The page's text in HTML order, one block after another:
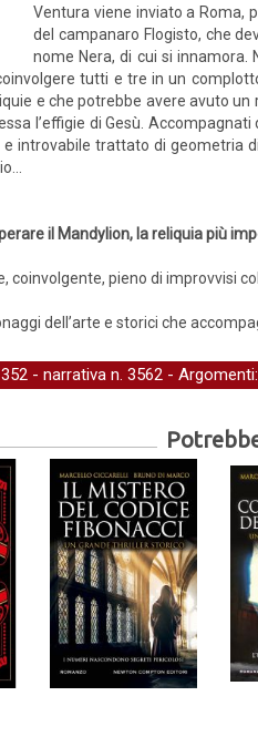
Ventura viene inviato a Roma,
del campanaro Flogisto, che
nome Nera, di cui si innamora.
tutti e tre in un
e che potrebbe avere avuto
l’effigie di Gesù.
introvabile trattato di geometria
il Mandylion, la reliquia più
coinvolgente, pieno di improvvisi
dell’arte e storici che
- narrativa n. 3562 -